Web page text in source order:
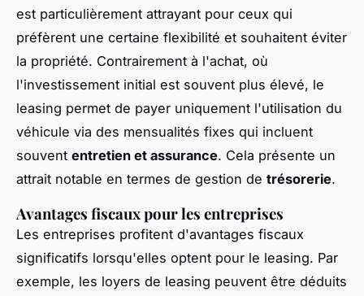
est particulièrement attrayant pour ceux qui
préfèrent une certaine flexibilité et souhaitent éviter
la propriété. Contrairement à l'achat, où
l'investissement initial est souvent plus élevé, le
leasing permet de payer uniquement l'utilisation du
véhicule via des mensualités fixes qui incluent
souvent entretien et assurance. Cela présente un
attrait notable en termes de gestion de trésorerie.
Avantages fiscaux pour les entreprises
Les entreprises profitent d'avantages fiscaux
significatifs lorsqu'elles optent pour le leasing. Par
exemple, les loyers de leasing peuvent être déduits